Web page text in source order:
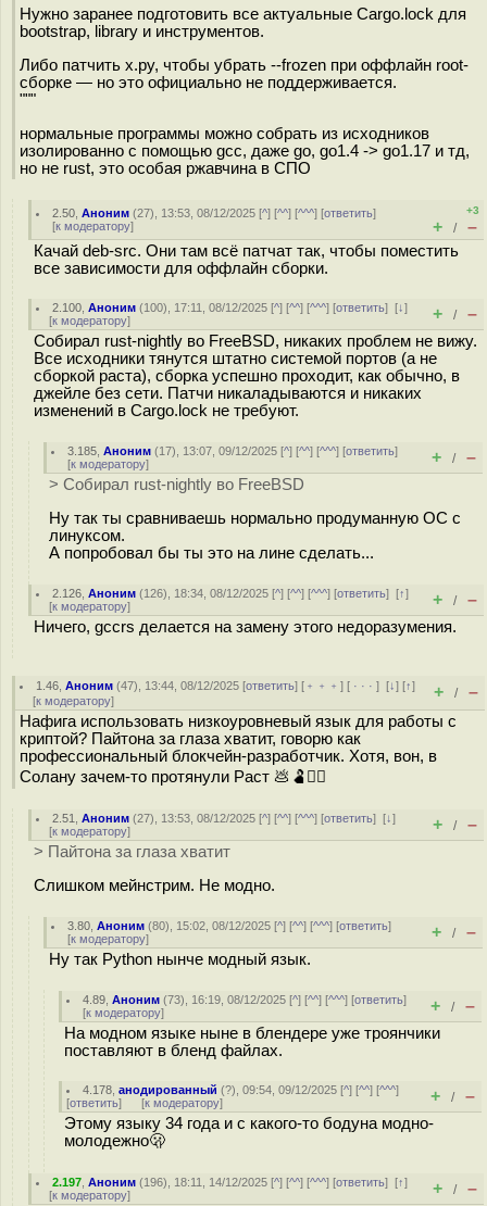
Нужно заранее подготовить все актуальные Cargo.lock для
bootstrap, library и инструментов.
Либо патчить x.py, чтобы убрать --frozen при оффлайн root-
сборке — но это официально не поддерживается.
"""
нормальные программы можно собрать из исходников
изолированно с помощью gcc, даже go, go1.4 -> go1.17 и тд,
но не rust, это особая ржавчина в СПО
2.50 ,Аноним (27), 13:53, 08/12/2025 [^] [^^] [^^^] [ответить]
[к модератору]
+3
+ / –
Качай deb-src. Они там всё патчат так, чтобы поместить
все зависимости для оффлайн сборки.
2.100 ,Аноним (100), 17:11, 08/12/2025 [^] [^^] [^^^] [ответить][↓]
[к модератору] + / –
Собирал rust-nightly во FreeBSD, никаких проблем не вижу.
Все исходники тянутся штатно системой портов (а не
сборкой раста), сборка успешно проходит, как обычно, в
джейле без сети. Патчи никаладываются и никаких
изменений в Cargo.lock не требуют.
3.185 ,Аноним (17), 13:07, 09/12/2025 [^] [^^] [^^^] [ответить]
[к модератору] + / –
> Собирал rust-nightly во FreeBSD
Ну так ты сравниваешь нормально продуманную ОС с
линуксом.
А попробовал бы ты это на лине сделать...
2.126 ,Аноним (126), 18:34, 08/12/2025 [^] [^^] [^^^] [ответить][↑]
[к модератору] + / –
Ничего, gccrs делается на замену этого недоразумения.
1.46 ,Аноним (47), 13:44, 08/12/2025 [ответить] [ ﹢﹢﹢] [ · · ·][↓] [↑]
[к модератору] + / –
Нафига использовать низкоуровневый язык для работы с
криптой? Пайтона за глаза хватит, говорю как
профессиональный блокчейн-разработчик. Хотя, вон, в
Солану зачем-то протянули Раст 💩🫃🤦‍♂️
2.51 ,Аноним (27), 13:53, 08/12/2025 [^] [^^] [^^^] [ответить][↓]
[к модератору] + / –
> Пайтона за глаза хватит
Слишком мейнстрим. Не модно.
3.80 ,Аноним (80), 15:02, 08/12/2025 [^] [^^] [^^^] [ответить]
[к модератору] + / –
Ну так Python нынче модный язык.
4.89 ,Аноним (73), 16:19, 08/12/2025 [^] [^^] [^^^] [ответить]
[к модератору] + / –
На модном языке ныне в блендере уже троянчики
поставляют в бленд файлах.
4.178 ,анодированный (?), 09:54, 09/12/2025 [^] [^^] [^^^]
[ответить] [к модератору] + / –
Этому языку 34 года и с какого-то бодуна модно-
молодежно🫢
2.197 ,Аноним (196), 18:11, 14/12/2025 [^] [^^] [^^^] [ответить][↑]
[к модератору] + / –